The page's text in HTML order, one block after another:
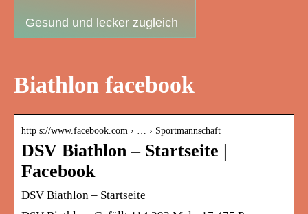
Gesund und lecker zugleich
Biathlon facebook
http s://www.facebook.com › … › Sportmannschaft
DSV Biathlon – Startseite |
Facebook
DSV Biathlon – Startseite